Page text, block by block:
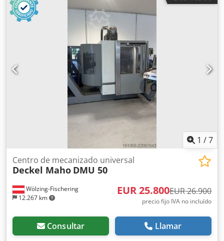
Control: Control por PC - Software: SCM NESTING, SCM
XILOG MAESTRO - Número de serie: AH/115920 Número de
ejes de fresado: 1 Unidad de taladrado: 1 - prácticamente
sin usar Velocidad máxima del husillo: 24.000 rpm
Portaherramientas: HSK-F63 Motor principal 6,6 kW
Construcción del pórtico: Máquina con pórtico móvil
Bombas de vacío: 2 pcs. BECKER de 2012 - una colocada en
el exterior, la otra instalada en la máquina. Capacidad de
la bomba de vacío m³/h: 240/280 m³/h. Interfaz para
lectura de formato CAD (.dxf). Seguridad: Rechazos Peso
aprox. 2.500 kg Longitud: 5.900 mm Anchura: 2.790 mm
automática de la longitud de la herramienta
1 /7
Wölzing-Fischering
12.267 km
Centro de mecanizado universal
Deckel Maho DMU 50
EUR 25.800EUR 26.900
precio fijo IVA no incluído
Consultar Llamar